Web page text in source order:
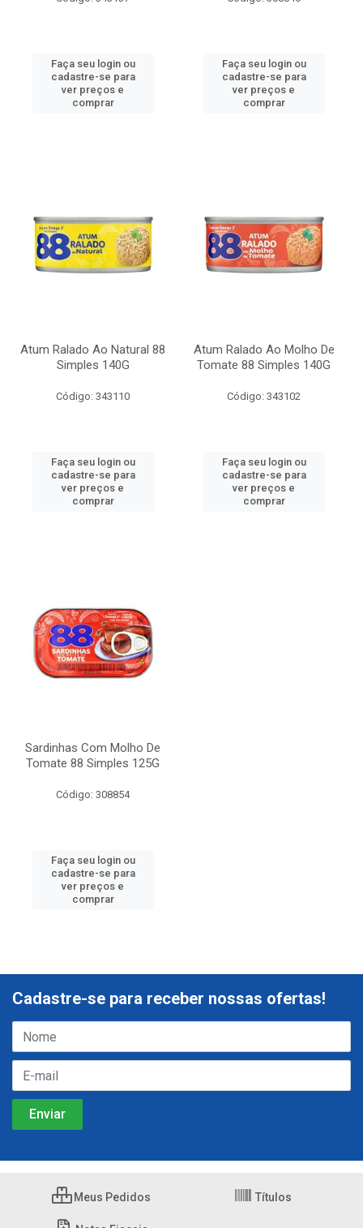
Faça seu login ou
cadastre-se para
ver preços e
comprar
Faça seu login ou
cadastre-se para
ver preços e
comprar
Atum Ralado Ao Natural 88
Simples 140G
Código: 343110
Faça seu login ou
cadastre-se para
ver preços e
comprar
Atum Ralado Ao Molho De
Tomate 88 Simples 140G
Código: 343102
Faça seu login ou
cadastre-se para
ver preços e
comprar
Sardinhas Com Molho De
Tomate 88 Simples 125G
Código: 308854
Faça seu login ou
cadastre-se para
ver preços e
comprar
Cadastre-se para receber nossas ofertas!
Meus Pedidos Títulos